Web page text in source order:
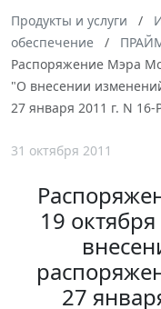
Продукты и услуги
обеспечение
Распоряжение Мэра
"О внесении
27 января 2011 г. N
31 октября 2011
19
27